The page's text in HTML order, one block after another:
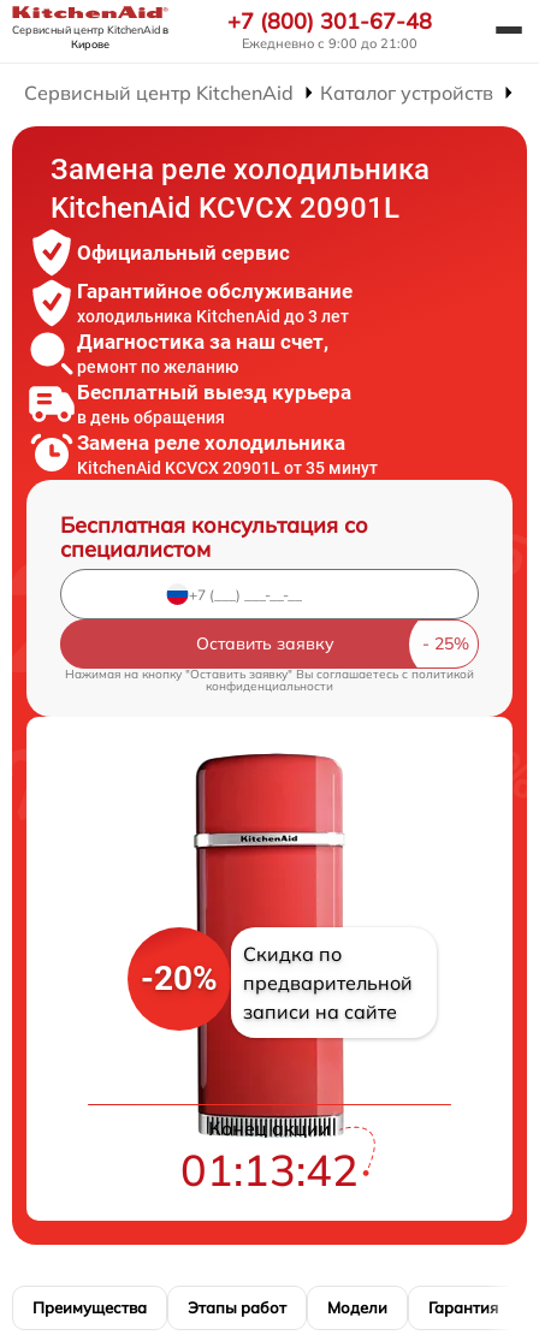
Сервисный центр KitchenAidв
Кирове
+7 (800) 301-67-48
Ежедневно с 9:00 до 21:00
Сервисный центр KitchenAid Каталог устройств
Замена реле холодильника
KitchenAid KCVCX 20901L
Официальный сервис
Гарантийное обслуживание
холодильника KitchenAid до 3 лет
Диагностика за наш счет,
ремонт по желанию
Бесплатный выезд курьера
в день обращения
Замена реле холодильника
KitchenAid KCVCX 20901L от 35 минут
Бесплатная консультация со
специалистом
Оставить заявку
Нажимая на кнопку "Оставить заявку" Вы соглашаетесь cполитикой
конфиденциальности
-20%
Скидка по
предварительной
записи на сайте
Конец акции
01:13:41
Преимущества Этапы работ Модели Гарантия